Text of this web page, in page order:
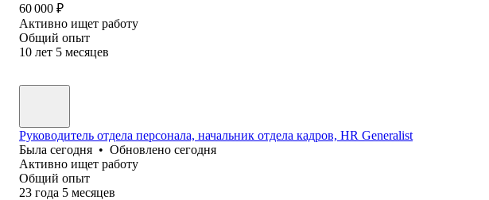
60 000 ₽
Активно ищет работу
Общий опыт
10 лет 5 месяцев
Руководитель отдела персонала, начальник отдела кадров, HR Generalist
Была сегодня • Обновлено сегодня
Активно ищет работу
Общий опыт
23 года 5 месяцев